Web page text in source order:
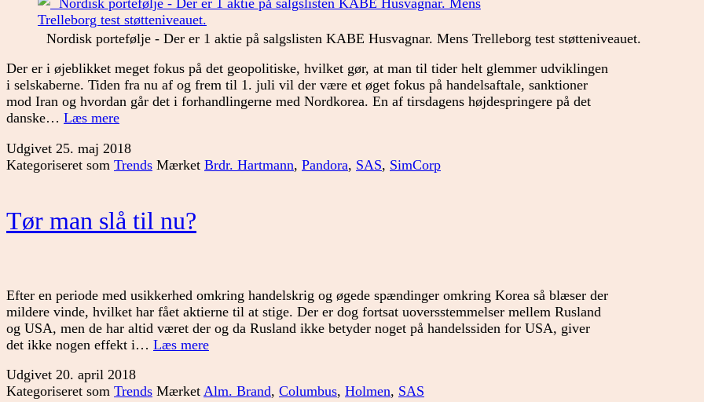
Nordisk portefølje - Der er 1 aktie på salgslisten KABE Husvagnar. Mens Trelleborg test støtteniveauet.
Der er i øjeblikket meget fokus på det geopolitiske, hvilket gør, at man til tider helt glemmer udviklingen
i selskaberne. Tiden fra nu af og frem til 1. juli vil der være et øget fokus på handelsaftale, sanktioner
mod Iran og hvordan går det i forhandlingerne med Nordkorea. En af tirsdagens højdespringere på det
danske… Læs mereGeopolitik
overskriften
Udgivet 25. maj 2018
Kategoriseret som Trends Mærket Brdr. Hartmann, Pandora, SAS, SimCorp
Tør man slå til nu?
Efter en periode med usikkerhed omkring handelskrig og øgede spændinger omkring Korea så blæser der
mildere vinde, hvilket har fået aktierne til at stige. Der er dog fortsat uoversstemmelser mellem Rusland
og USA, men de har altid været der og da Rusland ikke betyder noget på handelssiden for USA, giver
det ikke nogen effekt i… Læs mereTør
til
Udgivet 20. april 2018
Kategoriseret som Trends Mærket Alm. Brand, Columbus, Holmen, SAS